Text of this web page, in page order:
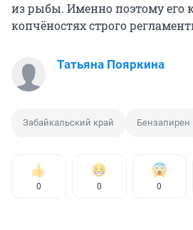
из рыбы. Именно поэтому его
копчёностях строго
Татьяна Пояркина
Забайкальский край Бензапирен
0 0 0